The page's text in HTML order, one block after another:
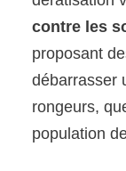
contre les
proposant
débarrasser
rongeurs,
population